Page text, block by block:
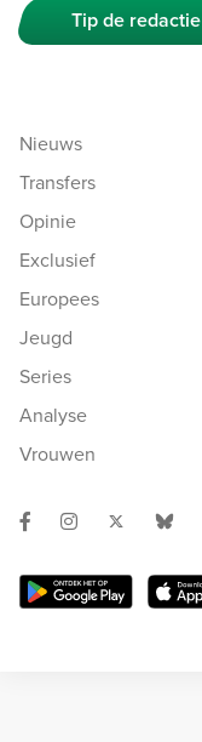
Tip de redactie
Nieuws
Transfers
Opinie
Exclusief
Europees
Jeugd
Series
Analyse
Vrouwen